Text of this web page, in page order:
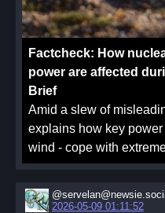
Factcheck: How
power are affected
Brief
Amid a slew of
explains how key
wind - cope with
2026-05-09 01:11:52